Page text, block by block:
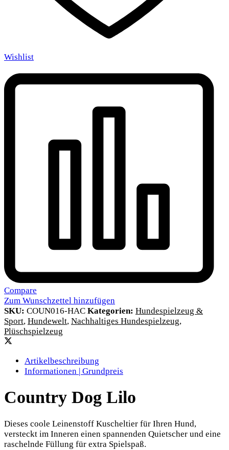
Wishlist
Compare
Zum Wunschzettel hinzufügen
SKU: COUN016-HAC Kategorien: Hundespielzeug &
Sport, Hundewelt, Nachhaltiges Hundespielzeug,
Plüschspielzeug
Artikelbeschreibung
Informationen | Grundpreis
Country Dog Lilo
Dieses coole Leinenstoff Kuscheltier für Ihren Hund,
versteckt im Inneren einen spannenden Quietscher und eine
raschelnde Füllung für extra Spielspaß.